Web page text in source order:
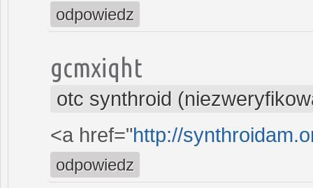
odpowiedz
gcmxiqht
otc synthroid
<a href="http://
odpowiedz